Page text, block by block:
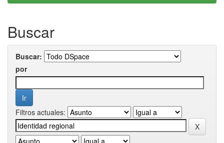
Buscar
Buscar:
por
Filtros actuales: